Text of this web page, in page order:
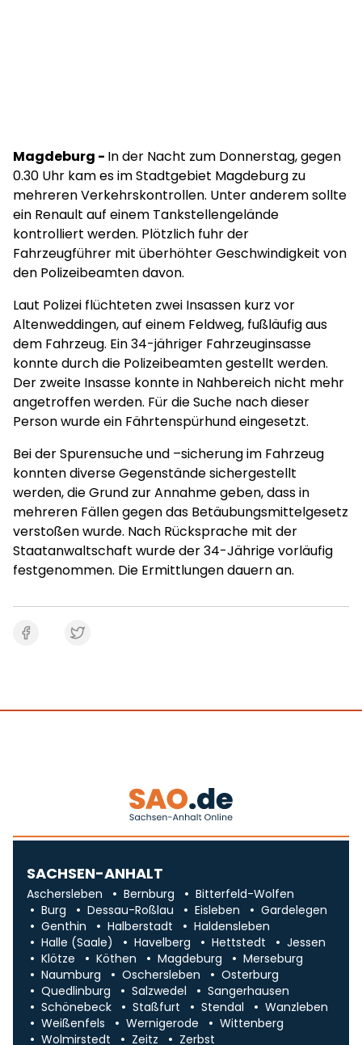
Magdeburg - In der Nacht zum Donnerstag, gegen
0.30 Uhr kam es im Stadtgebiet Magdeburg zu
mehreren Verkehrskontrollen. Unter anderem sollte
ein Renault auf einem Tankstellengelände
kontrolliert werden. Plötzlich fuhr der
Fahrzeugführer mit überhöhter Geschwindigkeit von
den Polizeibeamten davon.
Laut Polizei flüchteten zwei Insassen kurz vor
Altenweddingen, auf einem Feldweg, fußläufig aus
dem Fahrzeug. Ein 34-jähriger Fahrzeuginsasse
konnte durch die Polizeibeamten gestellt werden.
Der zweite Insasse konnte in Nahbereich nicht mehr
angetroffen werden. Für die Suche nach dieser
Person wurde ein Fährtenspürhund eingesetzt.
Bei der Spurensuche und –sicherung im Fahrzeug
konnten diverse Gegenstände sichergestellt
werden, die Grund zur Annahme geben, dass in
mehreren Fällen gegen das Betäubungsmittelgesetz
verstoßen wurde. Nach Rücksprache mit der
Staatanwaltschaft wurde der 34-Jährige vorläufig
festgenommen. Die Ermittlungen dauern an.
SACHSEN-ANHALT
Aschersleben Bernburg
Bitterfeld-Wolfen
Burg
Dessau-Roßlau Eisleben
Gardelegen
Genthin
Halberstadt
Haldensleben
Halle (Saale)
Havelberg Hettstedt
Jessen
Klötze
Köthen Magdeburg
Merseburg
Naumburg
Oschersleben
Osterburg
Quedlinburg
Salzwedel
Sangerhausen
Schönebeck
Staßfurt Stendal
Wanzleben
Weißenfels
Wernigerode
Wittenberg
Wolmirstedt
Zeitz Zerbst